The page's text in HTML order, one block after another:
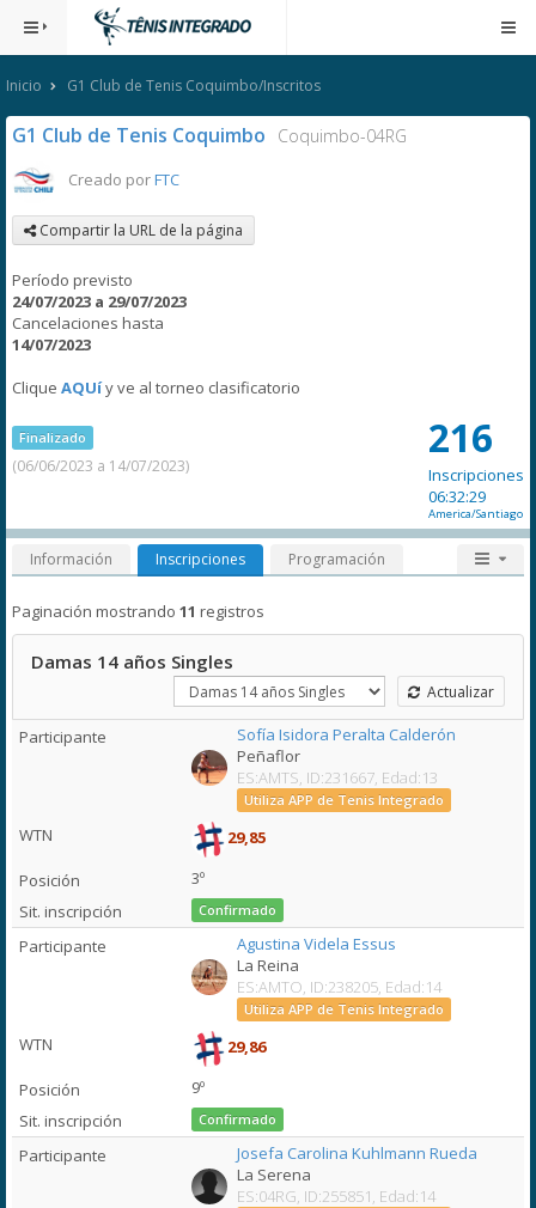
Inicio G1 Club de Tenis Coquimbo/Inscritos
G1 Club de Tenis Coquimbo Coquimbo-04RG
Creado porFTC
Compartir la URL de la página
Período previsto
24/07/2023 a 29/07/2023
Cancelaciones hasta
14/07/2023
Clique AQUíy ve al torneo clasificatorio
Finalizado
(06/06/2023 a 14/07/2023)
216
Inscripciones
06:32:29
America/Santiago
Información Inscripciones Programación
Paginación mostrando 11 registros
Damas 14 años Singles
Actualizar
Sofía Isidora Peralta Calderón
Peñaflor
ES:AMTS, ID:231667, Edad:13
Utiliza APP de Tenis Integrado
29,85
3º
Confirmado
Agustina Videla Essus
La Reina
ES:AMTO, ID:238205, Edad:14
Utiliza APP de Tenis Integrado
29,86
9º
Confirmado
Josefa Carolina Kuhlmann Rueda
La Serena
ES:04RG, ID:255851, Edad:14